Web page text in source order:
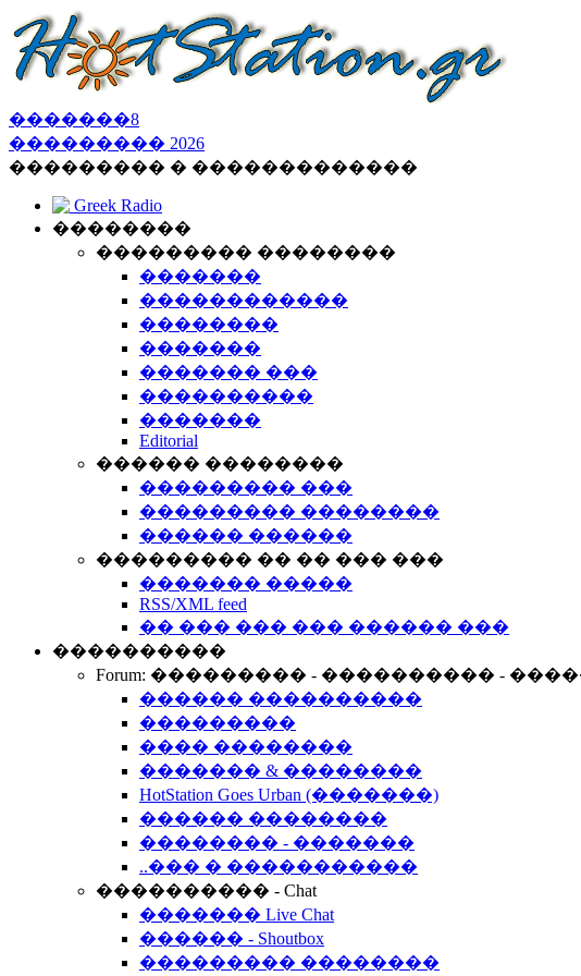
�������8
��������� 2026
��������� � �������������
Greek Radio
��������
��������� ��������
�������
������������
��������
�������
������� ���
����������
�������
Editorial
������ ��������
��������� ���
��������� ��������
������ ������
��������� �� �� ��� ���
������� �����
RSS/XML feed
�� ��� ��� ��� ������ ���
����������
Forum: ��������� - ���������� -
������ ����������
���������
���� ��������
������� & ��������
HotStation Goes Urban (�������)
������ ��������
�������� - �������
..��� � �����������
���������� - Chat
������� Live Chat
������ - Shoutbox
��������� ��������